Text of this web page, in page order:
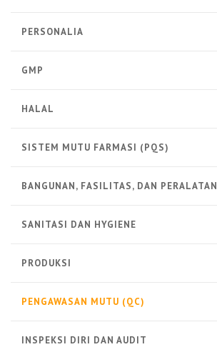
PERSONALIA
GMP
HALAL
SISTEM MUTU FARMASI (PQS)
BANGUNAN, FASILITAS, DAN PERALATAN
SANITASI DAN HYGIENE
PRODUKSI
PENGAWASAN MUTU (QC)
INSPEKSI DIRI DAN AUDIT